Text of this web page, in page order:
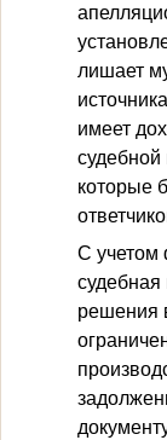
лишает
имеет
судебной
которые
С учетом
судебная
решения